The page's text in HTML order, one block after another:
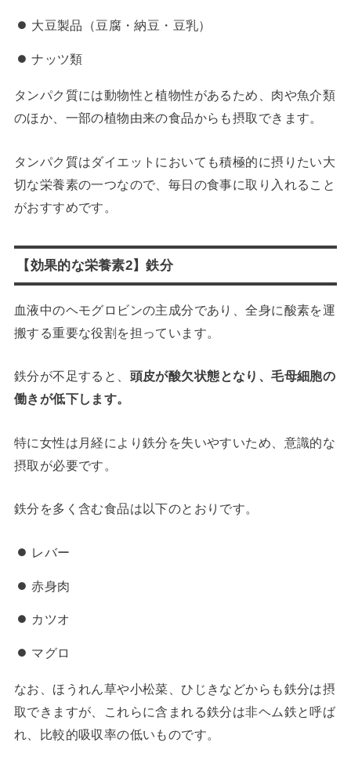
大豆製品（豆腐・納豆・豆乳）
ナッツ類
タンパク質には動物性と植物性があるため、肉や魚介類
のほか、一部の植物由来の食品からも摂取できます。
タンパク質はダイエットにおいても積極的に摂りたい大
切な栄養素の一つなので、毎日の食事に取り入れること
がおすすめです。
【効果的な栄養素2】鉄分
血液中のヘモグロビンの主成分であり、全身に酸素を運
搬する重要な役割を担っています。
鉄分が不足すると、 頭皮が酸欠状態となり、毛母細胞の
働きが低下します。
特に女性は月経により鉄分を失いやすいため、意識的な
摂取が必要です。
鉄分を多く含む食品は以下のとおりです。
レバー
赤身肉
カツオ
マグロ
なお、ほうれん草や小松菜、ひじきなどからも鉄分は摂
取できますが、これらに含まれる鉄分は非ヘム鉄と呼ば
れ、比較的吸収率の低いものです。